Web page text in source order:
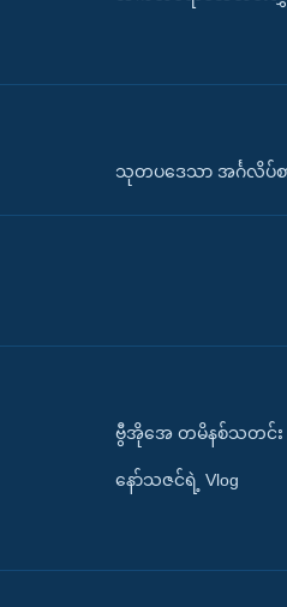
သုတပဒေသာ အင်္ဂလိပ်စ
ဗွီအိုအေ တမိနစ်သတင်း
နော်သဇင်ရဲ့ Vlog